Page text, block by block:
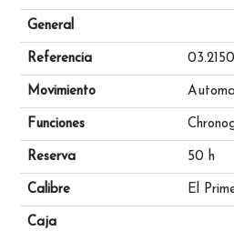
General
Referencia
Movimiento
Funciones
Reserva 50 h
Calibre El
Caja